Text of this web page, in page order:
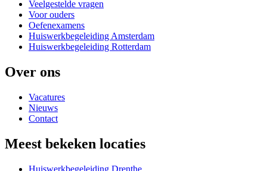
Veelgestelde vragen
Voor ouders
Oefenexamens
Huiswerkbegeleiding Amsterdam
Huiswerkbegeleiding Rotterdam
Over ons
Vacatures
Nieuws
Contact
Meest bekeken locaties
Huiswerkbegeleiding Drenthe